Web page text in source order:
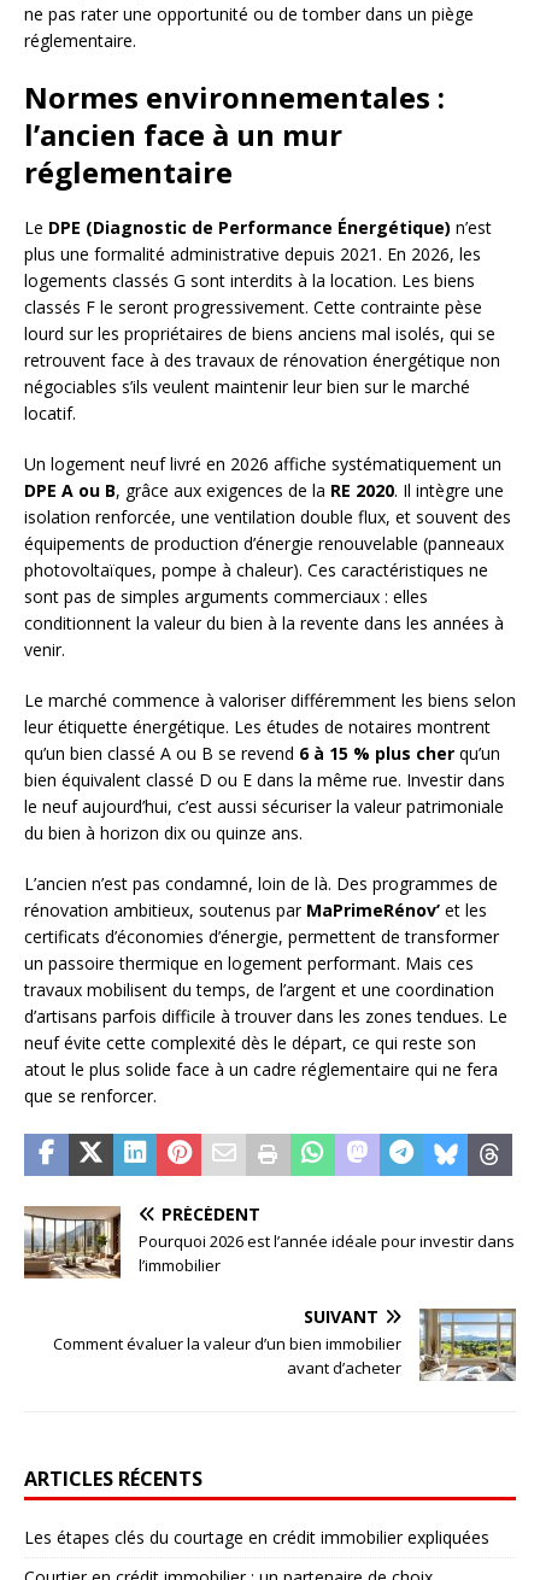
ne pas rater une opportunité ou de tomber dans un piège
réglementaire.
Normes environnementales :
l’ancien face à un mur
réglementaire
Le DPE (Diagnostic de Performance Énergétique) n’est
plus une formalité administrative depuis 2021. En 2026, les
logements classés G sont interdits à la location. Les biens
classés F le seront progressivement. Cette contrainte pèse
lourd sur les propriétaires de biens anciens mal isolés, qui se
retrouvent face à des travaux de rénovation énergétique non
négociables s’ils veulent maintenir leur bien sur le marché
locatif.
Un logement neuf livré en 2026 affiche systématiquement un
DPE A ou B, grâce aux exigences de la RE 2020. Il intègre une
isolation renforcée, une ventilation double flux, et souvent des
équipements de production d’énergie renouvelable (panneaux
photovoltaïques, pompe à chaleur). Ces caractéristiques ne
sont pas de simples arguments commerciaux : elles
conditionnent la valeur du bien à la revente dans les années à
venir.
Le marché commence à valoriser différemment les biens selon
leur étiquette énergétique. Les études de notaires montrent
qu’un bien classé A ou B se revend 6 à 15 % plus cher qu’un
bien équivalent classé D ou E dans la même rue. Investir dans
le neuf aujourd’hui, c’est aussi sécuriser la valeur patrimoniale
du bien à horizon dix ou quinze ans.
L’ancien n’est pas condamné, loin de là. Des programmes de
rénovation ambitieux, soutenus par MaPrimeRénov’ et les
certificats d’économies d’énergie, permettent de transformer
un passoire thermique en logement performant. Mais ces
travaux mobilisent du temps, de l’argent et une coordination
d’artisans parfois difficile à trouver dans les zones tendues. Le
neuf évite cette complexité dès le départ, ce qui reste son
atout le plus solide face à un cadre réglementaire qui ne fera
que se renforcer.
PRÉCÉDENT
Pourquoi 2026 est l’année idéale pour investir dans
l’immobilier
SUIVANT
Comment évaluer la valeur d’un bien immobilier
avant d’acheter
ARTICLES RÉCENTS
Les étapes clés du courtage en crédit immobilier expliquées